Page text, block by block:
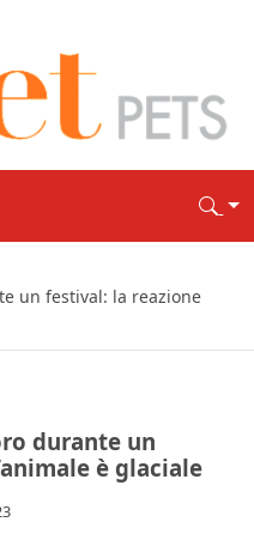
un festival: la reazione
durante un
è glaciale